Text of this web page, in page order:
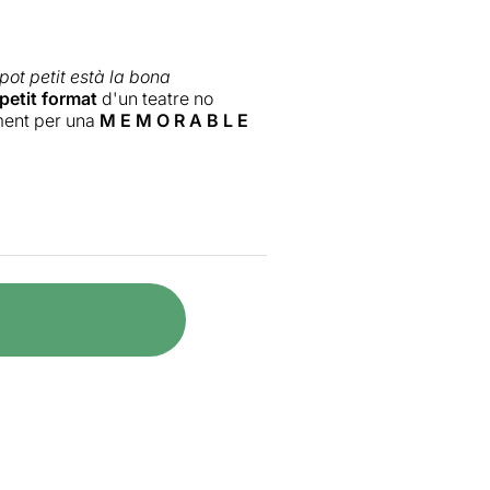
petit està la bona
formatd'un teatre no
per una M E M O R A B L E
. Un personatge complex i
un accident de cotxe l'any